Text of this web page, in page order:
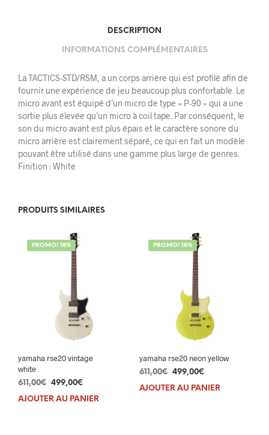
DESCRIPTION
INFORMATIONS COMPLÉMENTAIRES
La TACTICS-STD/RSM, a un corps arrière qui est profilé afin de
fournir une expérience de jeu beaucoup plus confortable. Le
micro avant est équipé d’un micro de type « P-90 » qui a une
sortie plus élevée qu’un micro à coil tape. Par conséquent, le
son du micro avant est plus épais et le caractère sonore du
micro arrière est clairement séparé, ce qui en fait un modèle
pouvant être utilisé dans une gamme plus large de genres.
Finition : White
PRODUITS SIMILAIRES
PROMO! 18%
yamaha rse20 vintage
white
611,00€ Le
prix
499,00€
prix
AJOUTER AU PANIER
PROMO! 18%
yamaha rse20 neon yellow
611,00€ Le
prix
499,00€Le
prix
AJOUTER AU PANIER